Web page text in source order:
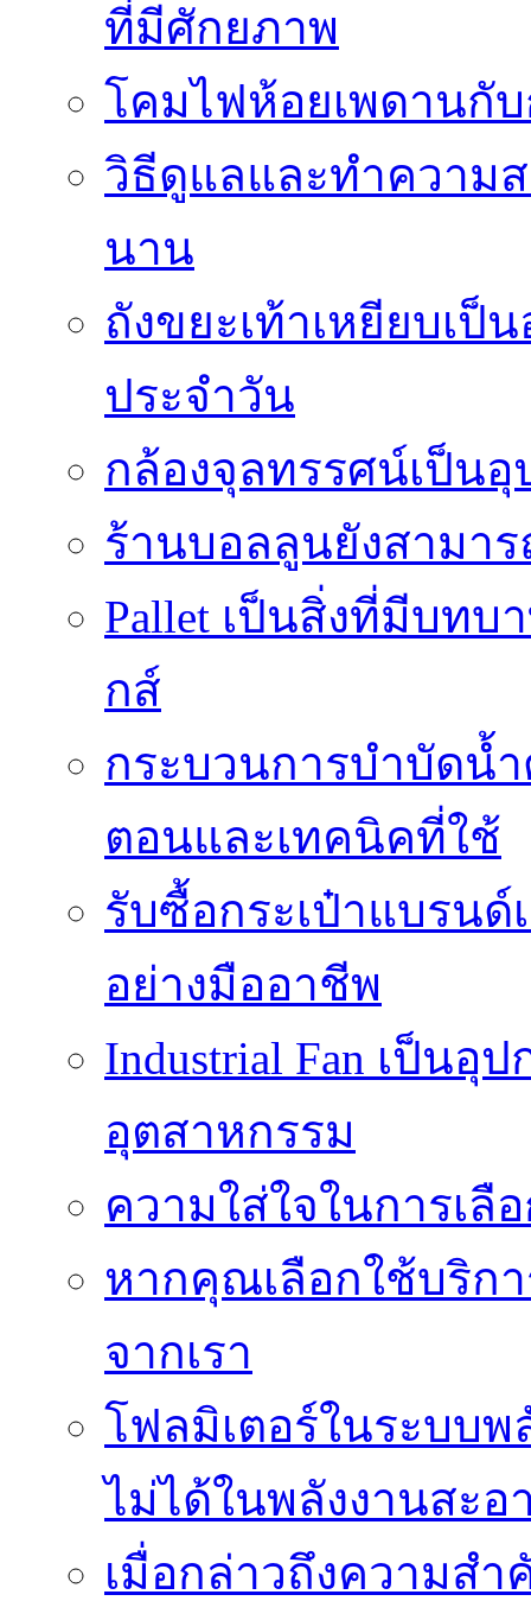
ที่มีศักยภาพ
โคมไฟห้อยเพดานกั
วิธีดูแลและทำความ
นาน
ถังขยะเท้าเหยียบเ
ประจำวัน
กล้องจุลทรรศน์เป็น
ร้านบอลลูนยังสามาร
Pallet เป็นสิ่งที่มีบท
กส์
กระบวนการบำบัดน้
ตอนและเทคนิคที่ใช้
รับซื้อกระเป๋าแบรนด์
อย่างมืออาชีพ
Industrial Fan เป็น
อุตสาหกรรม
ความใส่ใจในการเ
หากคุณเลือกใช้บริก
จากเรา
โฟลมิเตอร์ในระบบ
ไม่ได้ในพลังงานสะอ
เมื่อกล่าวถึงความสำ